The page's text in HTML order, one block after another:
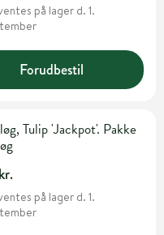
på lager d. 1.
Forudbestil
Pakke
på lager d. 1.